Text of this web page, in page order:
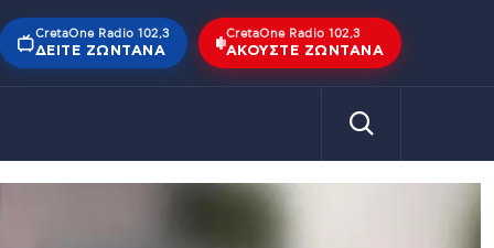
CretaOne Radio 102,3
ΔΕΊΤΕ ΖΩΝΤΑΝΆ
CretaOne Radio 102,3
ΑΚΟΎΣΤΕ ΖΩΝΤΑΝΆ